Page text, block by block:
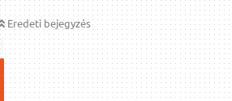
Eredeti bejegyzés